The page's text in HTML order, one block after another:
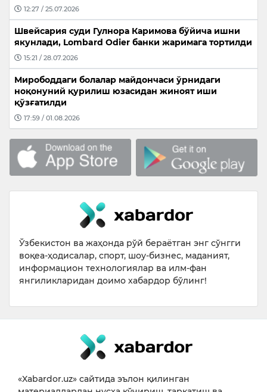
12:27 / 25.07.2026
Швейсария суди Гулнора Каримова бўйича ишни
якунлади, Lombard Odier банки жаримага тортилди
15:21 / 28.07.2026
Мирободдаги болалар майдончаси ўрнидаги
ноқонуний қурилиш юзасидан жиноят иши
қўзғатилди
17:59 / 01.08.2026
Ўзбекистон ва жаҳонда рўй бераётган энг сўнгги
воқеа-ҳодисалар, спорт, шоу-бизнес, маданият,
информацион технологиялар ва илм-фан
янгиликларидан доимо хабардор бўлинг!
«Xabardor.uz» сайтида эълон қилинган